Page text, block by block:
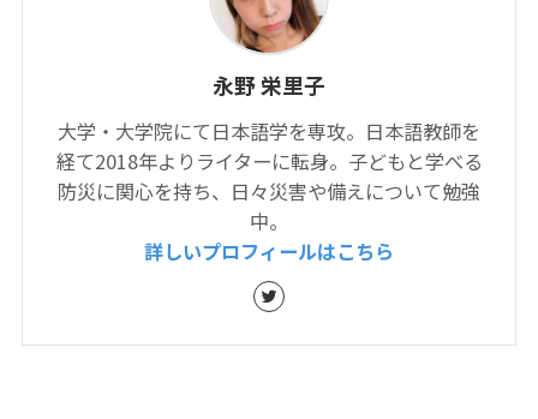
永野 栄里子
大学・大学院にて日本語学を専攻。日本語教師を
経て2018年よりライターに転身。子どもと学べる
防災に関心を持ち、日々災害や備えについて勉強
中。
詳しいプロフィールはこちら